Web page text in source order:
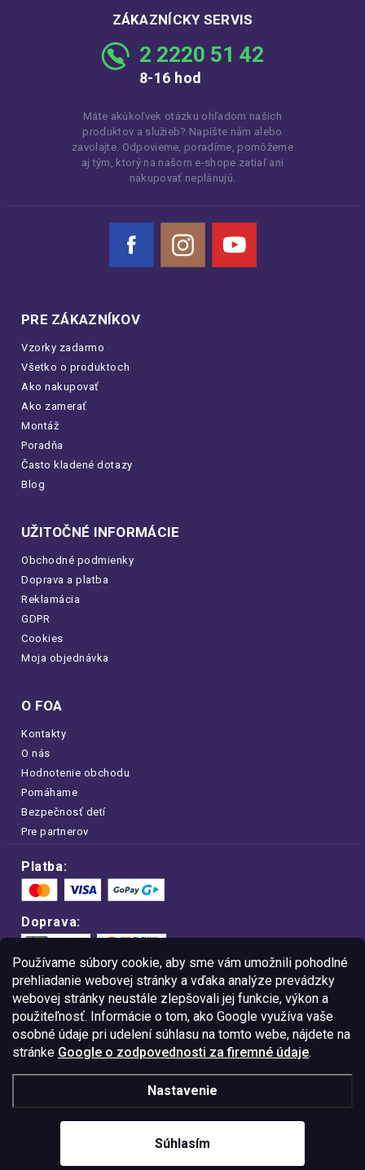
Používame súbory cookie, aby sme vám umožnili pohodlné
prehliadanie webovej stránky a vďaka analýze prevádzky
webovej stránky neustále zlepšovali jej funkcie, výkon a
použiteľnosť. Informácie o tom, ako Google využíva vaše
osobné údaje pri udelení súhlasu na tomto webe, nájdete na
stránke Google o zodpovednosti za firemné údaje.
Nastavenie
Súhlasím
ZÁKAZNÍCKY SERVIS
2 2220 51 42
8-16 hod
Máte akúkoľvek otázku ohľadom našich
produktov a služieb? Napíšte nám alebo
zavolajte. Odpovieme, poradíme, pomôžeme
aj tým, ktorý na našom e-shope zatiaľ ani
nakupovať neplánujú.
Facebook Instagram YouTube
PRE ZÁKAZNÍKOV
Vzorky zadarmo
Všetko o produktoch
Ako nakupovať
Ako zamerať
Montáž
Poradňa
Často kladené dotazy
Blog
UŽITOČNÉ INFORMÁCIE
Obchodné podmienky
Doprava a platba
Reklamácia
GDPR
Cookies
Moja objednávka
O FOA
Kontakty
O nás
Hodnotenie obchodu
Pomáhame
Bezpečnosť detí
Pre partnerov
Platba:
Doprava:
Nakupujte na FOA bezpečne a bez obáv.
Vďaka protokolu HTTPS sú vaše citlivé
dáta v úplnom bezpečí.
© Copyright2026Westlogic Slovakia s.r.o.,
Gajova 4, Bratislava, 811 09